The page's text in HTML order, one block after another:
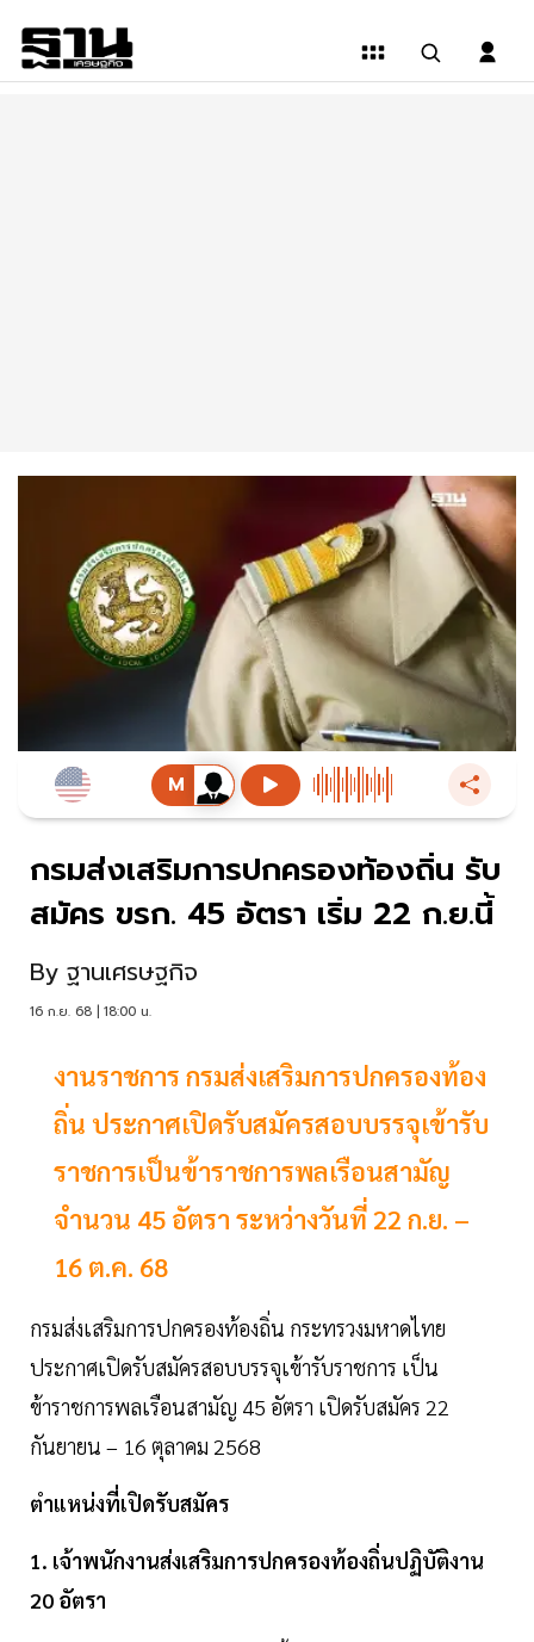
กรมส่งเสริมการปกครองท้องถิ่น รับ
สมัคร ขรก. 45 อัตรา เริ่ม 22 ก.ย.นี้
By ฐานเศรษฐกิจ
16 ก.ย. 68 | 18:00 น.
งานราชการ กรมส่งเสริมการปกครองท้อง
ถิ่น ประกาศเปิดรับสมัครสอบบรรจุเข้ารับ
ราชการเป็นข้าราชการพลเรือนสามัญ
จำนวน 45 อัตรา ระหว่างวันที่ 22 ก.ย. –
16 ต.ค. 68
กรมส่งเสริมการปกครองท้องถิ่น กระทรวงมหาดไทย
ประกาศเปิดรับสมัครสอบบรรจุเข้ารับราชการ เป็น
ข้าราชการพลเรือนสามัญ 45 อัตรา เปิดรับสมัคร 22
กันยายน – 16 ตุลาคม 2568
ตำแหน่งที่เปิดรับสมัคร
1. เจ้าพนักงานส่งเสริมการปกครองท้องถิ่นปฏิบัติงาน
20 อัตรา